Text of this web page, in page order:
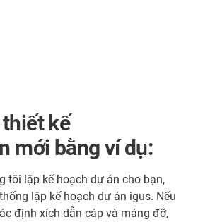
kế
mới bằng ví dụ:
tôi lập kế hoạch dự án cho bạn,
lập kế hoạch dự án igus. Nếu
định xích dẫn cáp và máng đỡ,